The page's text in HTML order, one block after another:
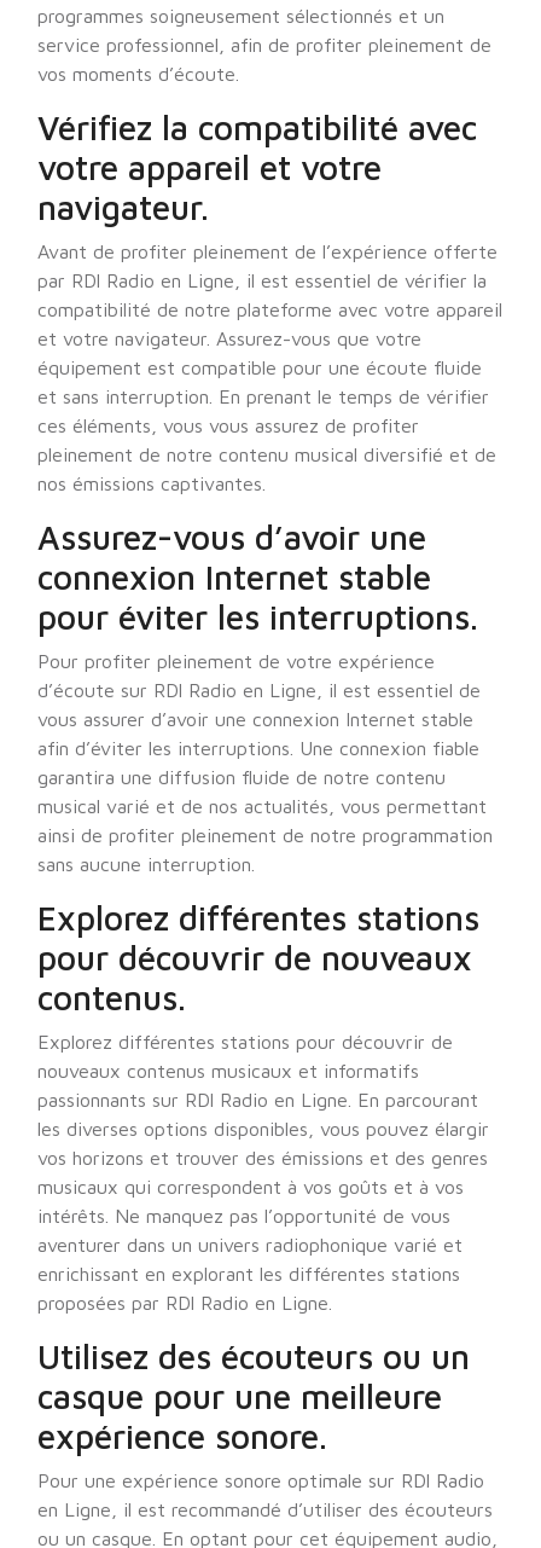
programmes soigneusement sélectionnés et un
service professionnel, afin de profiter pleinement de
vos moments d’écoute.
Vérifiez la compatibilité avec
votre appareil et votre
navigateur.
Avant de profiter pleinement de l’expérience offerte
par RDl Radio en Ligne, il est essentiel de vérifier la
compatibilité de notre plateforme avec votre appareil
et votre navigateur. Assurez-vous que votre
équipement est compatible pour une écoute fluide
et sans interruption. En prenant le temps de vérifier
ces éléments, vous vous assurez de profiter
pleinement de notre contenu musical diversifié et de
nos émissions captivantes.
Assurez-vous d’avoir une
connexion Internet stable
pour éviter les interruptions.
Pour profiter pleinement de votre expérience
d’écoute sur RDl Radio en Ligne, il est essentiel de
vous assurer d’avoir une connexion Internet stable
afin d’éviter les interruptions. Une connexion fiable
garantira une diffusion fluide de notre contenu
musical varié et de nos actualités, vous permettant
ainsi de profiter pleinement de notre programmation
sans aucune interruption.
Explorez différentes stations
pour découvrir de nouveaux
contenus.
Explorez différentes stations pour découvrir de
nouveaux contenus musicaux et informatifs
passionnants sur RDl Radio en Ligne. En parcourant
les diverses options disponibles, vous pouvez élargir
vos horizons et trouver des émissions et des genres
musicaux qui correspondent à vos goûts et à vos
intérêts. Ne manquez pas l’opportunité de vous
aventurer dans un univers radiophonique varié et
enrichissant en explorant les différentes stations
proposées par RDl Radio en Ligne.
Utilisez des écouteurs ou un
casque pour une meilleure
expérience sonore.
Pour une expérience sonore optimale sur RDl Radio
en Ligne, il est recommandé d’utiliser des écouteurs
ou un casque. En optant pour cet équipement audio,